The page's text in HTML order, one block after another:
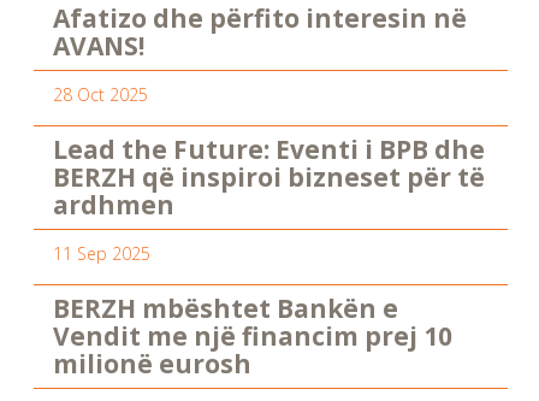
Afatizo dhe përfito interesin në
AVANS!
28 Oct 2025
Lead the Future: Eventi i BPB dhe
BERZH që inspiroi bizneset për të
ardhmen
11 Sep 2025
BERZH mbështet Bankën e
Vendit me një financim prej 10
milionë eurosh